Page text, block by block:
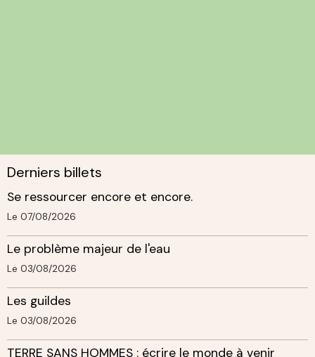
Derniers billets
Se ressourcer encore et encore.
Le 07/08/2026
Le problème majeur de l'eau
Le 03/08/2026
Les guildes
Le 03/08/2026
TERRE SANS HOMMES : écrire le monde à venir